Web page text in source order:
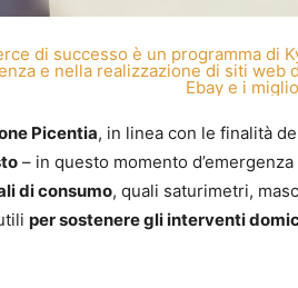
Picentia, in linea con le finalità
– in questo momento
di consumo, quali saturimetri,
per sostenere gli interventi